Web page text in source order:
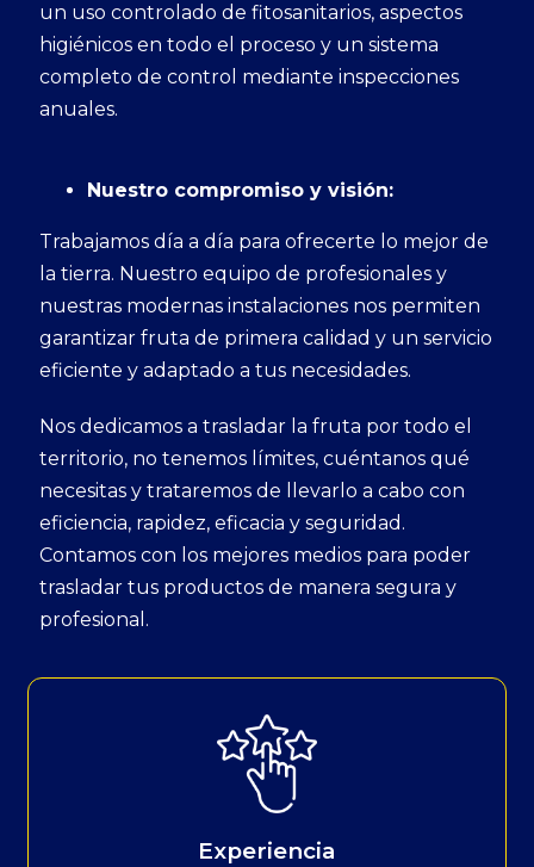
un uso controlado de fitosanitarios, aspectos
higiénicos en todo el proceso y un sistema
completo de control mediante inspecciones
anuales.
Nuestro compromiso y visión:
Trabajamos día a día para ofrecerte lo mejor de
la tierra. Nuestro equipo de profesionales y
nuestras modernas instalaciones nos permiten
garantizar fruta de primera calidad y un servicio
eficiente y adaptado a tus necesidades.
Nos dedicamos a trasladar la fruta por todo el
territorio, no tenemos límites, cuéntanos qué
necesitas y trataremos de llevarlo a cabo con
eficiencia, rapidez, eficacia y seguridad.
Contamos con los mejores medios para poder
trasladar tus productos de manera segura y
profesional.
Experiencia